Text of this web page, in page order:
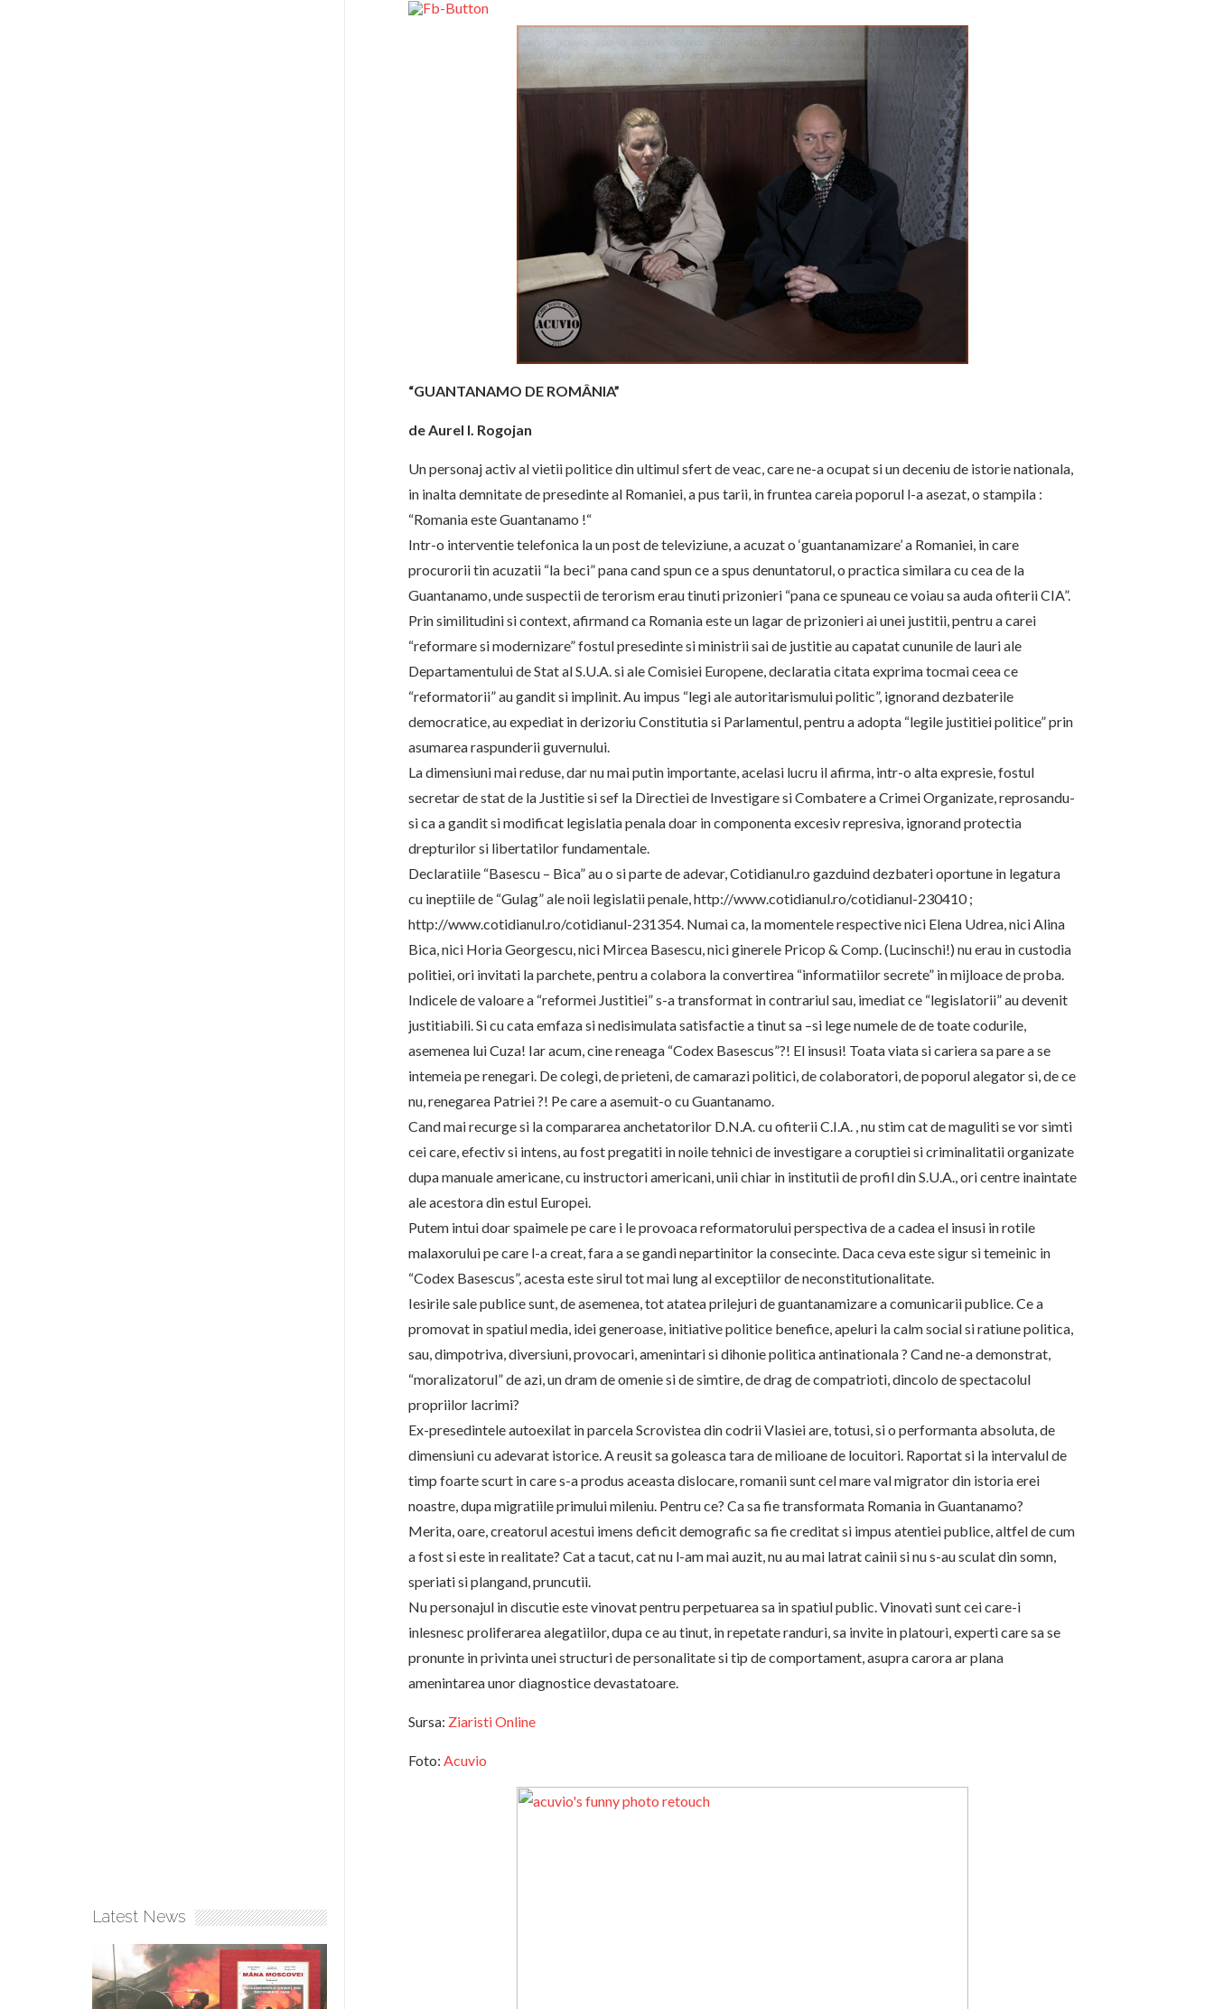
“GUANTANAMO DE ROMÂNIA”
de Aurel I. Rogojan
Un personaj activ al vietii politice din ultimul sfert de veac, care ne-a ocupat si un deceniu de istorie nationala,
in inalta demnitate de presedinte al Romaniei, a pus tarii, in fruntea careia poporul l-a asezat, o stampila :
“Romania este Guantanamo !“
Intr-o interventie telefonica la un post de televiziune, a acuzat o ‘guantanamizare’ a Romaniei, in care
procurorii tin acuzatii “la beci” pana cand spun ce a spus denuntatorul, o practica similara cu cea de la
Guantanamo, unde suspectii de terorism erau tinuti prizonieri “pana ce spuneau ce voiau sa auda ofiterii CIA”.
Prin similitudini si context, afirmand ca Romania este un lagar de prizonieri ai unei justitii, pentru a carei
“reformare si modernizare” fostul presedinte si ministrii sai de justitie au capatat cununile de lauri ale
Departamentului de Stat al S.U.A. si ale Comisiei Europene, declaratia citata exprima tocmai ceea ce
“reformatorii” au gandit si implinit. Au impus “legi ale autoritarismului politic”, ignorand dezbaterile
democratice, au expediat in derizoriu Constitutia si Parlamentul, pentru a adopta “legile justitiei politice” prin
asumarea raspunderii guvernului.
La dimensiuni mai reduse, dar nu mai putin importante, acelasi lucru il afirma, intr-o alta expresie, fostul
secretar de stat de la Justitie si sef la Directiei de Investigare si Combatere a Crimei Organizate, reprosandu-
si ca a gandit si modificat legislatia penala doar in componenta excesiv represiva, ignorand protectia
drepturilor si libertatilor fundamentale.
Declaratiile “Basescu – Bica” au o si parte de adevar, Cotidianul.ro gazduind dezbateri oportune in legatura
cu ineptiile de “Gulag” ale noii legislatii penale, http://www.cotidianul.ro/cotidianul-230410 ;
http://www.cotidianul.ro/cotidianul-231354. Numai ca, la momentele respective nici Elena Udrea, nici Alina
Bica, nici Horia Georgescu, nici Mircea Basescu, nici ginerele Pricop & Comp. (Lucinschi!) nu erau in custodia
politiei, ori invitati la parchete, pentru a colabora la convertirea “informatiilor secrete” in mijloace de proba.
Indicele de valoare a “reformei Justitiei” s-a transformat in contrariul sau, imediat ce “legislatorii” au devenit
justitiabili. Si cu cata emfaza si nedisimulata satisfactie a tinut sa –si lege numele de de toate codurile,
asemenea lui Cuza! Iar acum, cine reneaga “Codex Basescus”?! El insusi! Toata viata si cariera sa pare a se
intemeia pe renegari. De colegi, de prieteni, de camarazi politici, de colaboratori, de poporul alegator si, de ce
nu, renegarea Patriei ?! Pe care a asemuit-o cu Guantanamo.
Cand mai recurge si la compararea anchetatorilor D.N.A. cu ofiterii C.I.A. , nu stim cat de maguliti se vor simti
cei care, efectiv si intens, au fost pregatiti in noile tehnici de investigare a coruptiei si criminalitatii organizate
dupa manuale americane, cu instructori americani, unii chiar in institutii de profil din S.U.A., ori centre inaintate
ale acestora din estul Europei.
Putem intui doar spaimele pe care i le provoaca reformatorului perspectiva de a cadea el insusi in rotile
malaxorului pe care l-a creat, fara a se gandi nepartinitor la consecinte. Daca ceva este sigur si temeinic in
“Codex Basescus”, acesta este sirul tot mai lung al exceptiilor de neconstitutionalitate.
Iesirile sale publice sunt, de asemenea, tot atatea prilejuri de guantanamizare a comunicarii publice. Ce a
promovat in spatiul media, idei generoase, initiative politice benefice, apeluri la calm social si ratiune politica,
sau, dimpotriva, diversiuni, provocari, amenintari si dihonie politica antinationala ? Cand ne-a demonstrat,
“moralizatorul” de azi, un dram de omenie si de simtire, de drag de compatrioti, dincolo de spectacolul
propriilor lacrimi?
Ex-presedintele autoexilat in parcela Scrovistea din codrii Vlasiei are, totusi, si o performanta absoluta, de
dimensiuni cu adevarat istorice. A reusit sa goleasca tara de milioane de locuitori. Raportat si la intervalul de
timp foarte scurt in care s-a produs aceasta dislocare, romanii sunt cel mare val migrator din istoria erei
noastre, dupa migratiile primului mileniu. Pentru ce? Ca sa fie transformata Romania in Guantanamo?
Merita, oare, creatorul acestui imens deficit demografic sa fie creditat si impus atentiei publice, altfel de cum
a fost si este in realitate? Cat a tacut, cat nu l-am mai auzit, nu au mai latrat cainii si nu s-au sculat din somn,
speriati si plangand, pruncutii.
Nu personajul in discutie este vinovat pentru perpetuarea sa in spatiul public. Vinovati sunt cei care-i
inlesnesc proliferarea alegatiilor, dupa ce au tinut, in repetate randuri, sa invite in platouri, experti care sa se
pronunte in privinta unei structuri de personalitate si tip de comportament, asupra carora ar plana
amenintarea unor diagnostice devastatoare.
Sursa: Ziaristi Online
Foto: Acuvio
Latest News